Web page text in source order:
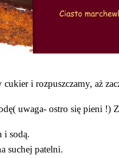
i rozpuszczamy, aż
uwaga- ostro się pieni !)
i sodą.
suchej patelni.